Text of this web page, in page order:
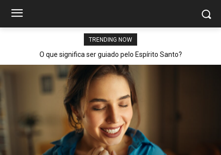
TRENDING NOW
O que significa ser guiado pelo Espírito Santo?